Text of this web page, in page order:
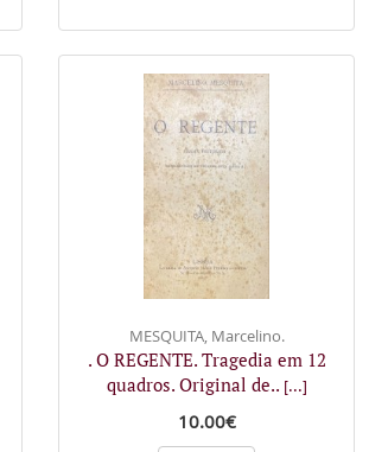
MESQUITA, Marcelino.
. O REGENTE. Tragedia em 12
quadros. Original de.. [...]
10.00€